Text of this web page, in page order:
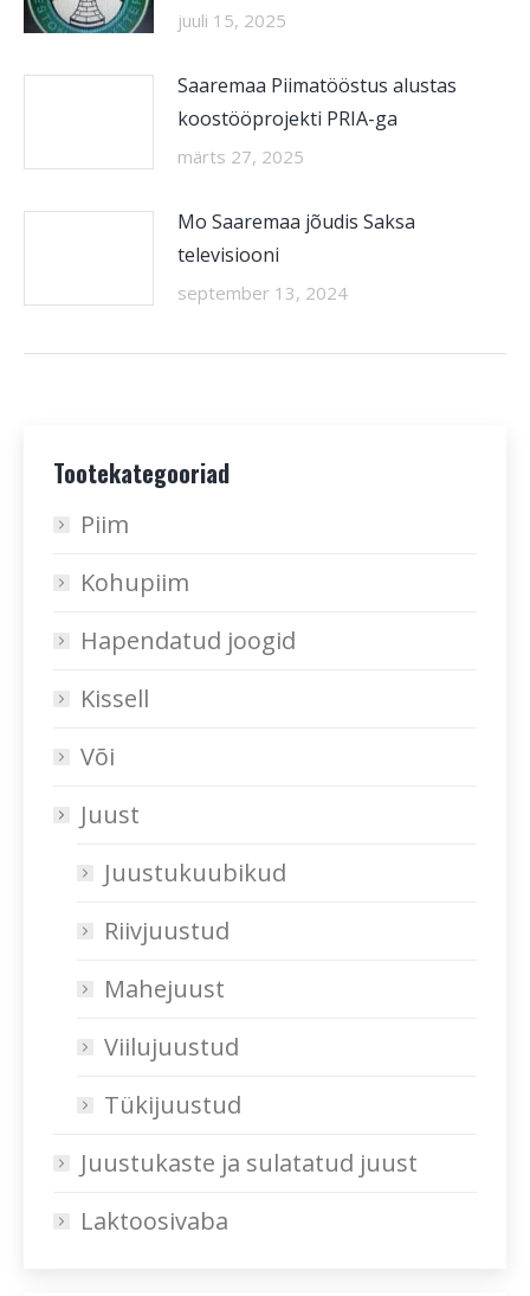
juuli 15, 2025
Saaremaa Piimatööstus alustas
koostööprojekti PRIA-ga
märts 27, 2025
Mo Saaremaa jõudis Saksa
televisiooni
september 13, 2024
Tootekategooriad
Piim
Kohupiim
Hapendatud joogid
Kissell
Või
Juust
Juustukuubikud
Riivjuustud
Mahejuust
Viilujuustud
Tükijuustud
Juustukaste ja sulatatud juust
Laktoosivaba